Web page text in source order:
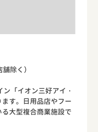
除く）
「イオン三好アイ・
す。日用品店やフー
大型複合商業施設で